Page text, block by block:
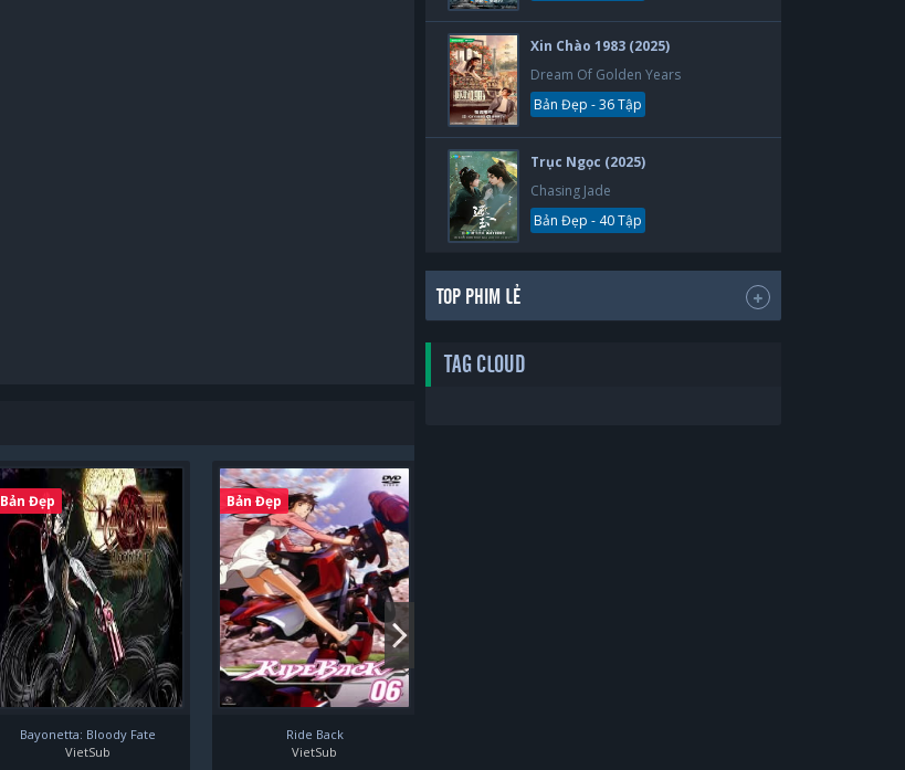
Bản Đẹp
Bayonetta: Bloody Fate
VietSub
Bản Đẹp
Ride Back
VietSub
Xin Chào 1983 (2025)
Dream Of Golden Years
Bản Đẹp - 36 Tập
Trục Ngọc (2025)
Chasing Jade
Bản Đẹp - 40 Tập
TOP PHIM LẺ
TAG CLOUD